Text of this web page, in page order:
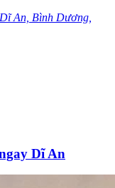
An, Bình Dương,
Dĩ An